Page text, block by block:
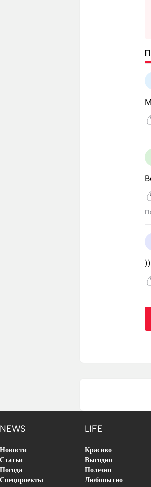
NEWS LIFE
Новости
Статьи
Погода
Спецпроекты
Красиво
Выгодно
Полезно
Любопытно